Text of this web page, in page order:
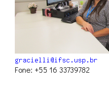
Fone: +55 16 33739782